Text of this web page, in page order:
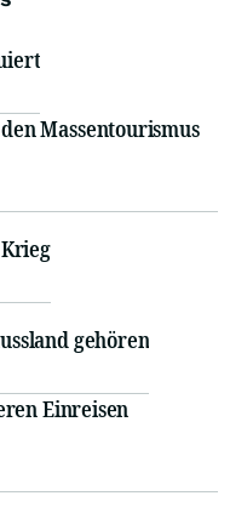
Massentourismus
gehören
Einreisen